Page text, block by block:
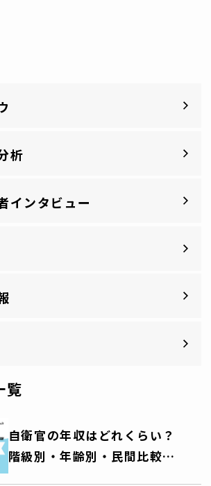
析
インタビュー
覧
自衛官の年収はどれくらい？
階級別・年齢別・民間比較、
退職金まで徹底解説